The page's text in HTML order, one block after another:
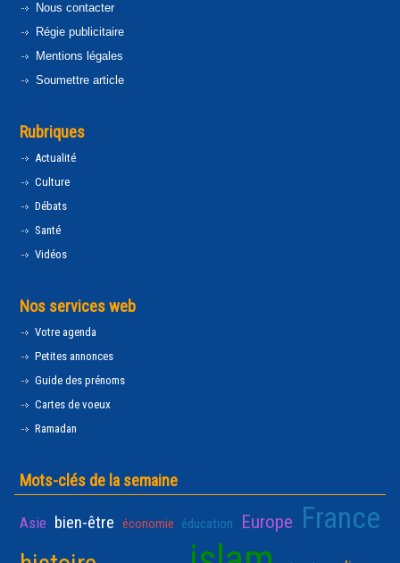
Nous contacter
Régie publicitaire
Mentions légales
Soumettre article
Rubriques
Actualité
Culture
Débats
Santé
Vidéos
Nos services web
Votre agenda
Petites annonces
Guide des prénoms
Cartes de voeux
Ramadan
Mots-clés de la semaine
Asie bien-être économie éducation Europe France